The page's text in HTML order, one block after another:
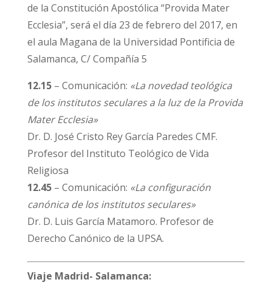
de la Constitución Apostólica “Provida Mater
Ecclesia”, será el día 23 de febrero del 2017, en
el aula Magana de la Universidad Pontificia de
Salamanca, C/ Compañía 5
12.15– Comunicación: «La novedad teológica
de los institutos seculares a la luz de la Provida
Mater Ecclesia»
Dr. D. José Cristo Rey García Paredes CMF.
Profesor del Instituto Teológico de Vida
Religiosa
12.45– Comunicación: «La configuración
canónica de los institutos seculares»
Dr. D. Luis García Matamoro. Profesor de
Derecho Canónico de la UPSA.
Viaje Madrid- Salamanca: